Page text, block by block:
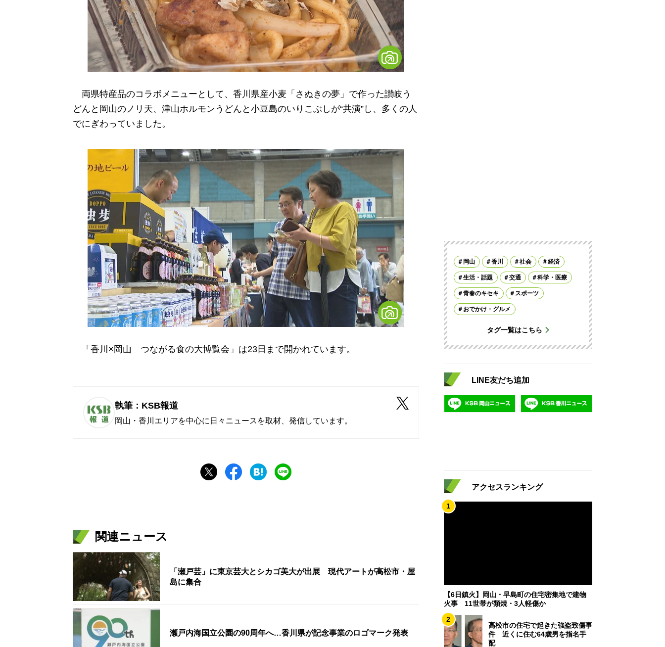
両県特産品のコラボメニューとして、香川県産小麦「さぬきの夢」で作った讃岐う
どんと岡山のノリ天、津山ホルモンうどんと小豆島のいりこぶしが“共演”し、多くの人
でにぎわっていました。
「香川×岡山 つながる食の大博覧会」は23 日まで開かれています。
執筆：KSB報道
岡山・香川エリアを中心に日々ニュースを取材、発信しています。
関連ニュース
「瀬戸芸」に東京芸大とシカゴ美大が出展 現代アートが高松市・屋
島に集合
瀬戸内海国立公園の90周年へ…香川県が記念事業のロゴマーク発表
岡山 香川 社会 経済
生活・話題 交通 科学・医療
青春のキセキ スポーツ
おでかけ・グルメ
タグ一覧はこちら
LINE友だち追加
アクセスランキング
1
【6日鎮火】岡山・早島町の住宅密集地で建物
火事 11世帯が類焼・3人軽傷か
2
高松市の住宅で起きた強盗致傷事
件 近くに住む64歳男を指名手
配